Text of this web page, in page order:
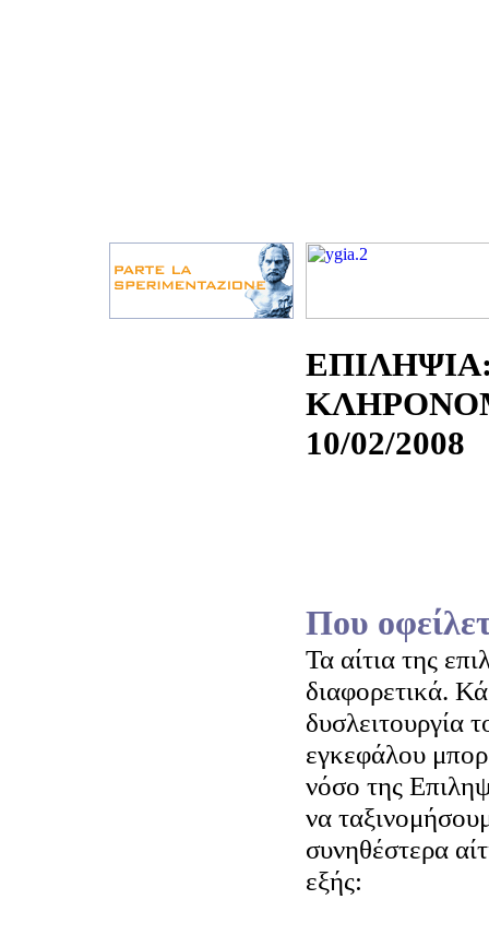
10/02/2008
Που
Τα αίτια της
διαφορετικά.
δυσλειτουργία
εγκεφάλου
νόσο της
να
συνηθέστερα
εξής: